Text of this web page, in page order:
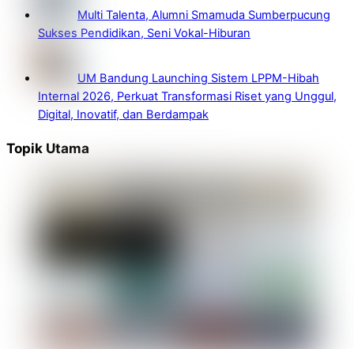
Multi Talenta, Alumni Smamuda Sumberpucung
Sukses Pendidikan, Seni Vokal-Hiburan
UM Bandung Launching Sistem LPPM-Hibah
Internal 2026, Perkuat Transformasi Riset yang Unggul,
Digital, Inovatif, dan Berdampak
Topik Utama